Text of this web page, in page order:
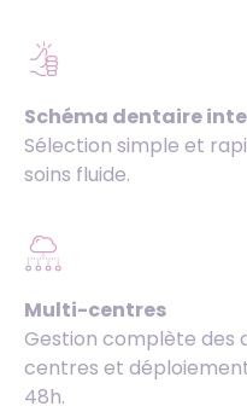
Schéma dentaire
Sélection simple et
soins fluide.
Multi-centres
Gestion complète des
centres et
48h.